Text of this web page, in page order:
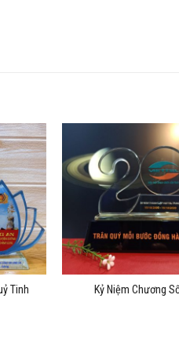
Tinh Kỷ Niệm Chương